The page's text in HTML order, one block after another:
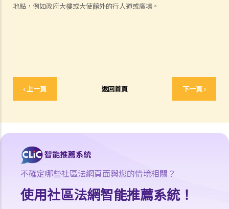
地點，例如政府大樓或大使館外的行人道或廣場。
‹ 上一頁 返回首頁 下一頁 ›
A. 公共秩序的罪行
1. 未經批准集結（《公安條例》第17A條）
3. 非法集結（《公安條例》第18條）
4. 暴動（《公安條例》第19條）
5. 毆鬥
6. 在公眾地方打鬥（《公安條例》第25條）
7. 禁止展示旗幟等物的權力 （《公安條例》第3條）
8. 公眾聚集中倡議使用暴力（《公安條例》第26條）
9. 在公眾地方造成阻礙（《簡易程序治罪條例》第4A條）
不確定哪些社區法網頁面與您的情境相關？
使用社區法網智能推薦系統！